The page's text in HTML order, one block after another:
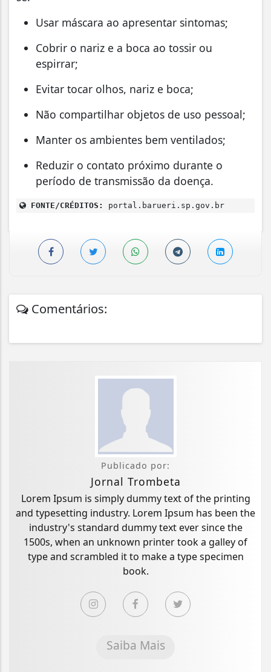
Usar máscara ao apresentar sintomas;
Cobrir o nariz e a boca ao tossir ou
espirrar;
Evitar tocar olhos, nariz e boca;
Não compartilhar objetos de uso pessoal;
Manter os ambientes bem ventilados;
Reduzir o contato próximo durante o
período de transmissão da doença.
FONTE/CRÉDITOS: portal.barueri.sp.gov.br
Comentários:
Publicado por:
Jornal Trombeta
Lorem Ipsum is simply dummy text of the printing
and typesetting industry. Lorem Ipsum has been the
industry's standard dummy text ever since the
1500s, when an unknown printer took a galley of
type and scrambled it to make a type specimen
book.
Saiba Mais